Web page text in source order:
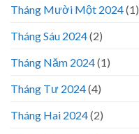
Tháng Mười Một 2024(1)
Tháng Sáu 2024(2)
Tháng Năm 2024(1)
Tháng Tư 2024(4)
Tháng Hai 2024(2)